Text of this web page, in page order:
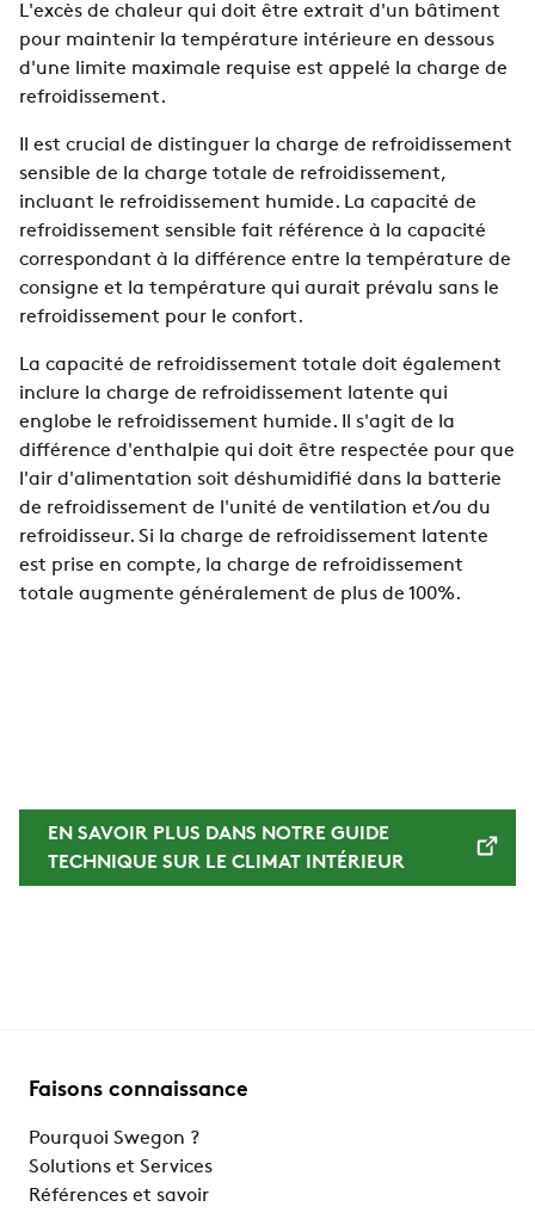
L'excès de chaleur qui doit être extrait d'un bâtiment
pour maintenir la température intérieure en dessous
d'une limite maximale requise est appelé la charge de
refroidissement.
Il est crucial de distinguer la charge de refroidissement
sensible de la charge totale de refroidissement,
incluant le refroidissement humide. La capacité de
refroidissement sensible fait référence à la capacité
correspondant à la différence entre la température de
consigne et la température qui aurait prévalu sans le
refroidissement pour le confort.
La capacité de refroidissement totale doit également
inclure la charge de refroidissement latente qui
englobe le refroidissement humide. Il s'agit de la
différence d'enthalpie qui doit être respectée pour que
l'air d'alimentation soit déshumidifié dans la batterie
de refroidissement de l'unité de ventilation et/ou du
refroidisseur. Si la charge de refroidissement latente
est prise en compte, la charge de refroidissement
totale augmente généralement de plus de 100%.
EN SAVOIR PLUS DANS NOTRE GUIDE
TECHNIQUE SUR LE CLIMAT INTÉRIEUR
Faisons connaissance
Pourquoi Swegon ?
Solutions et Services
Références et savoir